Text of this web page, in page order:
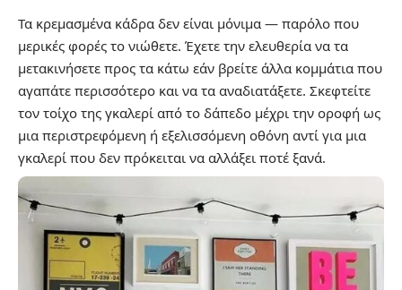
Τα κρεμασμένα κάδρα δεν είναι μόνιμα — παρόλο που
μερικές φορές το νιώθετε. Έχετε την ελευθερία να τα
μετακινήσετε προς τα κάτω εάν βρείτε άλλα κομμάτια που
αγαπάτε περισσότερο και να τα αναδιατάξετε. Σκεφτείτε
τον τοίχο της γκαλερί από το δάπεδο μέχρι την οροφή ως
μια περιστρεφόμενη ή εξελισσόμενη οθόνη αντί για μια
γκαλερί που δεν πρόκειται να αλλάξει ποτέ ξανά.